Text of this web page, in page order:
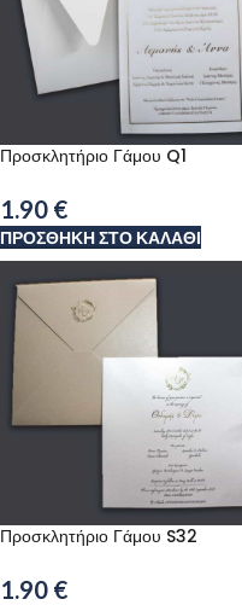
Προσκλητήριο Γάμου Q1
1.90 €
ΠΡΟΣΘΉΚΗ ΣΤΟ ΚΑΛΆΘΙ
Προσκλητήριο Γάμου S32
1.90 €